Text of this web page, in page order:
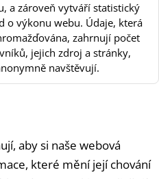
a zároveň vytváří statistický
o výkonu webu. Údaje, která
zahrnují počet
jejich zdroj a stránky,
navštěvují.
aby si naše webová
které mění její chování